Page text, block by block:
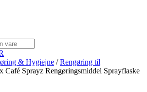
& Hygiejne /Rengøring til
Café Sprayz Rengøringsmiddel Sprayflaske